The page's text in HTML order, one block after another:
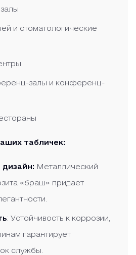
и стоматологические
залы и конференц-
табличек:
Металлический
«браш» придает
: Устойчивость к коррозии,
гарантирует
службы.